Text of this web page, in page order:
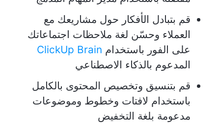
قم بتبادل الأفكار حول مشاريعك مع
العملاء وحسّن لغة ملاحظات اجتماعاتك
على الفور باستخدام ClickUp Brain
المدعوم بالذكاء الاصطناعي
قم بتنسيق وتخصيص المحتوى بالكامل
باستخدام لافتات وخطوط وموضوعات
مدعومة بلغة التخفيض